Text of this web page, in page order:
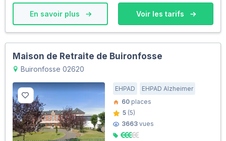
En savoir plus Voir les tarifs
Maison de Retraite de Buironfosse
Buironfosse 02620
EHPAD
EHPAD Alzheimer
60 places
5 (5)
3663 vues